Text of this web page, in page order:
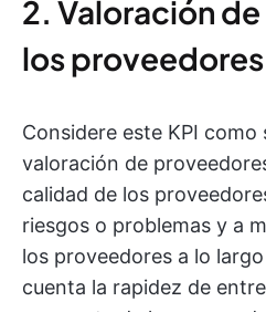
2. Valoración
los proveedores
Considere este KPI como
valoración de
calidad de los
riesgos o problemas y a
los proveedores a lo
cuenta la rapidez de